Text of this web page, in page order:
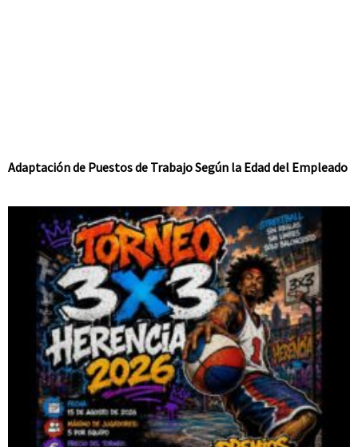
Adaptación de Puestos de Trabajo Según la Edad del Empleado